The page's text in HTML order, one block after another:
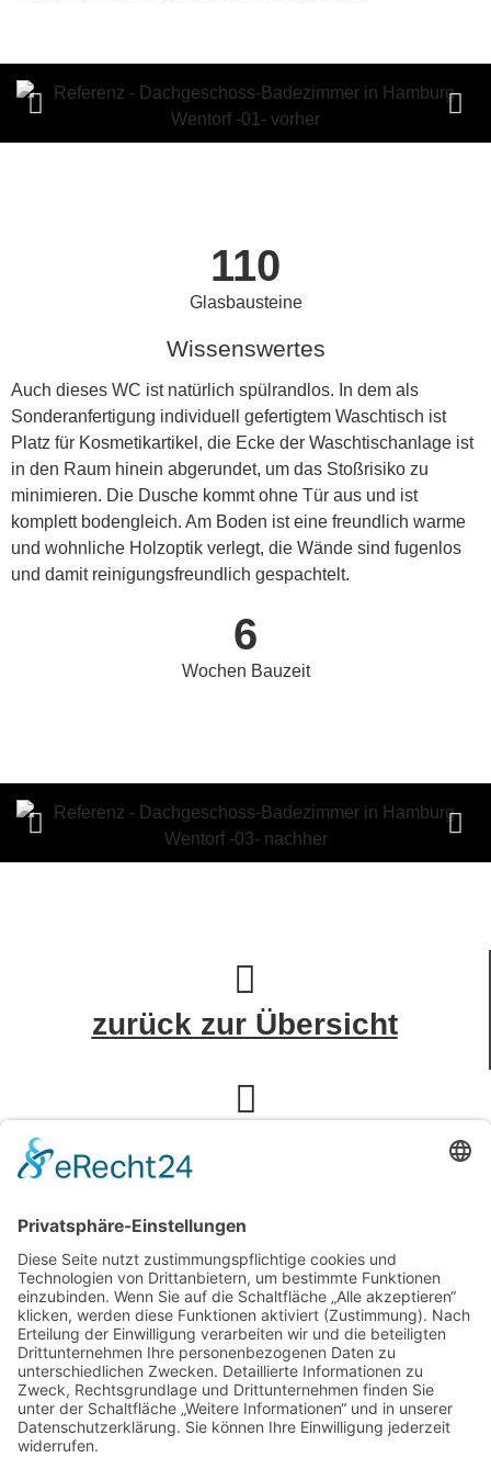
110
Glasbausteine
Wissenswertes
Auch dieses WC ist natürlich spülrandlos. In dem als
Sonderanfertigung individuell gefertigtem Waschtisch ist
Platz für Kosmetikartikel, die Ecke der Waschtischanlage ist
in den Raum hinein abgerundet, um das Stoßrisiko zu
minimieren. Die Dusche kommt ohne Tür aus und ist
komplett bodengleich. Am Boden ist eine freundlich warme
und wohnliche Holzoptik verlegt, die Wände sind fugenlos
und damit reinigungsfreundlich gespachtelt.
6
Wochen Bauzeit
zurück zur Übersicht
Fragen?
Bitte nehmen Sie einfachKontaktauf!
040 / 226 346 140